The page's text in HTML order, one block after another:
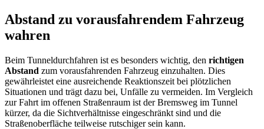
Abstand zu vorausfahrendem Fahrzeug
wahren
Beim Tunneldurchfahren ist es besonders wichtig, den richtigen
Abstand zum vorausfahrenden Fahrzeug einzuhalten. Dies
gewährleistet eine ausreichende Reaktionszeit bei plötzlichen
Situationen und trägt dazu bei, Unfälle zu vermeiden. Im Vergleich
zur Fahrt im offenen Straßenraum ist der Bremsweg im Tunnel
kürzer, da die Sichtverhältnisse eingeschränkt sind und die
Straßenoberfläche teilweise rutschiger sein kann.